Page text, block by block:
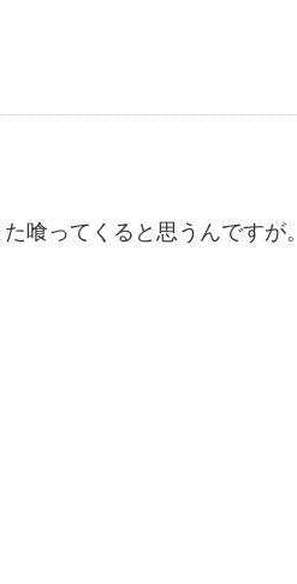
喰ってくると思うんですが。